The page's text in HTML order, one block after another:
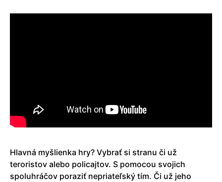
Hlavná myšlienka hry? Vybrať si stranu či už
teroristov alebo policajtov. S pomocou svojich
spoluhráčov poraziť nepriateľský tím. Či už jeho